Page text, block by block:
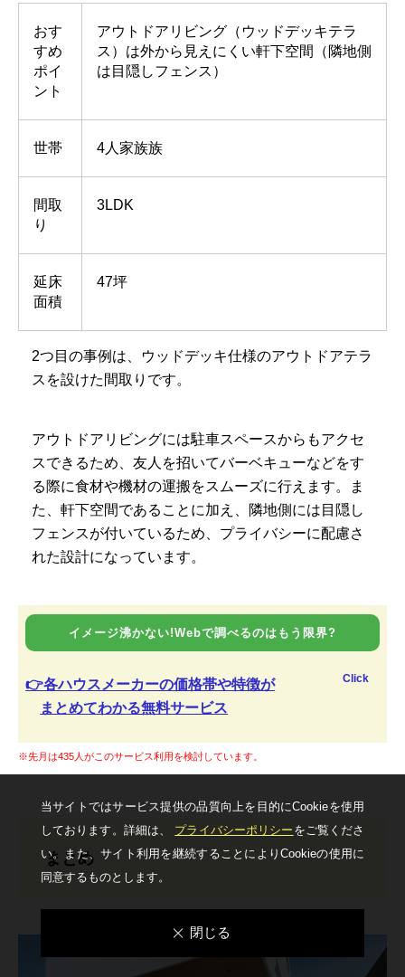
おす
すめ
ポイ
ント
アウトドアリビング（ウッドデッキテラ
ス）は外から見えにくい軒下空間（隣地側
は目隠しフェンス）
世帯 4人家族族
間取
り
3LDK
延床
面積
47坪
2つ目の事例は、ウッドデッキ仕様のアウトドアテラ
スを設けた間取りです。
アウトドアリビングには駐車スペースからもアクセ
スできるため、友人を招いてバーベキューなどをす
る際に食材や機材の運搬をスムーズに行えます。ま
た、軒下空間であることに加え、隣地側には目隠し
フェンスが付いているため、プライバシーに配慮さ
れた設計になっています。
イメージ沸かない!Webで調べるのはもう限界?
👉各ハウスメーカーの価格帯や特徴が
まとめてわかる無料サービス
Click
※先月は435人がこのサービス利用を検討しています。
まとめ
当サイトではサービス提供の品質向上を⽬的にCookieを使⽤
しております。詳細は、 プライバシーポリシー をご覧くださ
い。 また、サイト利⽤を継続することによりCookieの使⽤に
同意するものとします。
閉じる